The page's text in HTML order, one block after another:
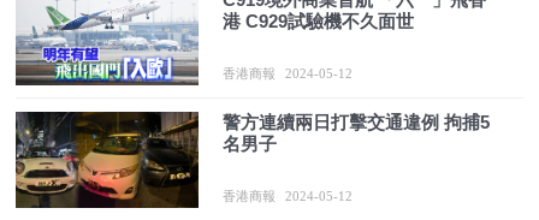
港 C929試驗機不久面世
香港商報 2024-05-12
警方連續兩日打擊交通違例 拘捕5
名男子
香港商報 2024-05-12